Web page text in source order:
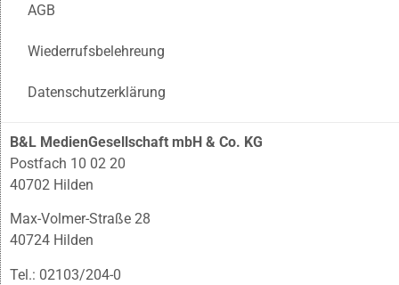
AGB
Wiederrufsbelehreung
Datenschutzerklärung
B&L MedienGesellschaft mbH & Co. KG
Postfach 10 02 20
40702 Hilden
Max-Volmer-Straße 28
40724 Hilden
Tel.: 02103/204-0